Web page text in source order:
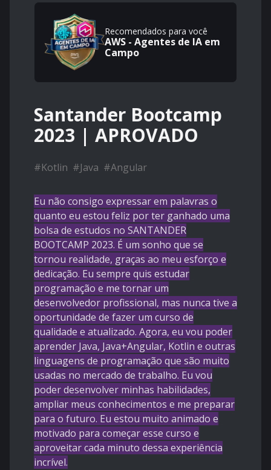
Recomendados para você
AWS - Agentes de IA em
Campo
Santander Bootcamp
2023 | APROVADO
#Kotlin #Java #Angular
Eu não consigo expressar em palavras o
quanto eu estou feliz por ter ganhado uma
bolsa de estudos no SANTANDER
BOOTCAMP 2023. É um sonho que se
tornou realidade, graças ao meu esforço e
dedicação. Eu sempre quis estudar
programação e me tornar um
desenvolvedor profissional, mas nunca tive a
oportunidade de fazer um curso de
qualidade e atualizado. Agora, eu vou poder
aprender Java, Java+Angular, Kotlin e outras
linguagens de programação que são muito
usadas no mercado de trabalho. Eu vou
poder desenvolver minhas habilidades,
ampliar meus conhecimentos e me preparar
para o futuro. Eu estou muito animado e
motivado para começar esse curso e
aproveitar cada minuto dessa experiência
incrível.